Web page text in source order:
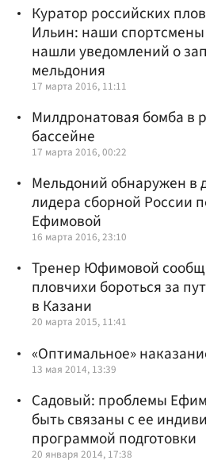
Куратор российских
Ильин: наши
нашли уведомлений о
мельдония
17 марта 2016, 11:11
Милдронатовая бомба в
бассейне
17 марта 2016, 00:22
Мельдоний обнаружен в
лидера сборной России
Ефимовой
16 марта 2016, 23:10
Тренер Юфимовой
пловчихи бороться за
в Казани
20 марта 2015, 11:41
«Оптимальное»
13 мая 2014, 13:39
Садовый: проблемы
быть связаны с ее
программой подготовки
20 января 2014, 17:38